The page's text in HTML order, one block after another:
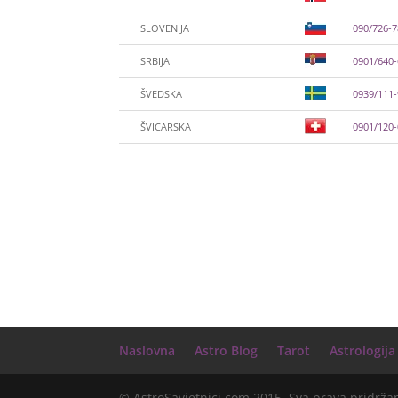
SLOVENIJA 090/726-
SRBIJA 0901/
ŠVEDSKA 0939/
ŠVICARSKA 0901/120-
Naslovna Astro Blog Tarot Astrologija